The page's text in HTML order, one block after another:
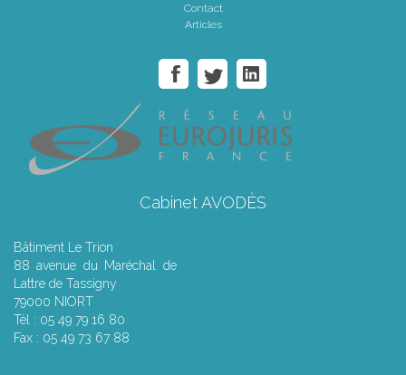
Contact
Articles
Cabinet AVODÈS
Bâtiment Le Trion
88 avenue du Maréchal de
Lattre de Tassigny
79000 NIORT
Tél : 05 49 79 16 80
Fax : 05 49 73 67 88